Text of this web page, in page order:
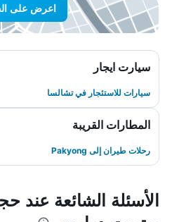
اعرض على
سيارت ايجار
سيارات للاستئجار في تشالسا
المطارات القريبة
رحلات طيران إلى Pakyong
الأسئلة الشائعة عند